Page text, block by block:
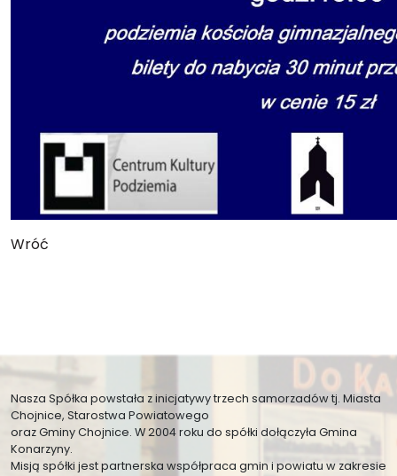
Wróć
Nasza Spółka powstała z inicjatywy trzech samorzadów tj. Miasta
Chojnice, Starostwa Powiatowego
oraz Gminy Chojnice. W 2004 roku do spółki dołączyła Gmina
Konarzyny.
Misją spółki jest partnerska współpraca gmin i powiatu w zakresie